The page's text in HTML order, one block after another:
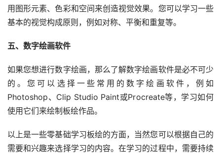
用图形元素、色彩和空间来创造视觉效果。您可以学习一些
基本的视觉构成原则，例如对称、平衡和重复等。
五、数字绘画软件
如果您想进行数字绘画，那么了解数字绘画软件是必不可少
的。您可以选择一些常用的数字绘画软件，例如
Photoshop、Clip Studio Paint或Procreate等，学习如何
使用它们来绘制板绘作品。
以上是一些零基础学习板绘的方面，当然您可以根据自己的
需要和兴趣来选择学习的内容。在学习的过程中，需要持续